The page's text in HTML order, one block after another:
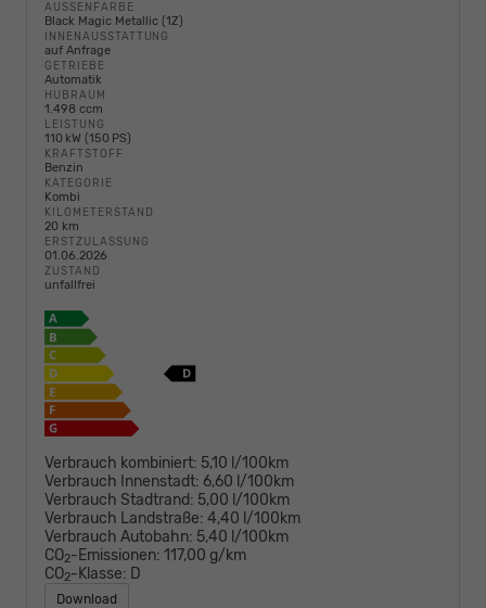
AUSSENFARBE
Black Magic Metallic (1Z)
INNENAUSSTATTUNG
auf Anfrage
GETRIEBE
Automatik
HUBRAUM
1.498 ccm
LEISTUNG
110 kW (150 PS)
KRAFTSTOFF
Benzin
KATEGORIE
Kombi
KILOMETERSTAND
20 km
ERSTZULASSUNG
01.06.2026
ZUSTAND
unfallfrei
Verbrauch kombiniert: 5,10 l/100km
Verbrauch Innenstadt: 6,60 l/100km
Verbrauch Stadtrand: 5,00 l/100km
Verbrauch Landstraße: 4,40 l/100km
Verbrauch Autobahn: 5,40 l/100km
CO2-Emissionen: 117,00 g/km
CO2-Klasse: D
Download